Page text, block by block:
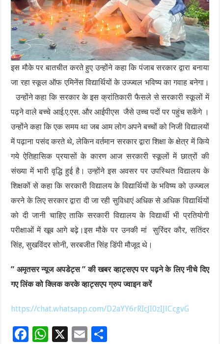
इस मौके पर बातचीत करते हुए उन्होंने कहा कि पंजाब सरकार द्वारा बनाया
जा रहा स्कूल ऑफ एमिनेंस विद्यार्थियों के उज्ज्वल भविष्य का गवाह बनेगा।
उन्होंने कहा कि सरकार के इस क्रांतिकारी फैसले से सरकारी स्कूलों में
पढ़ने वाले बच्चे आई.ए.एस. और आईपीएस जैसे उच्च पदों पर पहुंच सकेंगे ।
उन्होंने कहा कि एक समय था जब आम लोग अपने बच्चों को निजी विद्यालयों
में पढ़ाना पसंद करते थे, लेकिन वर्तमान सरकार द्वारा शिक्षा के क्षेत्र में किये
गये ऐतिहासिक प्रयासों के कारण आज सरकारी स्कूलों में छात्रों की
संख्या में भारी वृद्धि हुई है। उन्होंने इस अवसर पर उपस्थित विद्यालय के
शिक्षकों से कहा कि सरकारी विद्यालय के विद्यार्थियों के भविष्य को उज्ज्वल
करने के लिए सरकार द्वारा दी जा रही सुविधाएं अधिक से अधिक विद्यार्थियों
को दी जानी चाहिए ताकि सरकारी विद्यालय के विद्यार्थी भी प्रतियोगी
परीक्षाओं में खूब आगे बढ़े।इस मौके पर उनकी मां सुरिंदर कौर, सतिंदर
सिंह, सुखविंदर सोनी, सरबजीत सिंह डिंपी मौजूद थे।
” अमृतसर न्यूज अपडेट्स ” की खबर व्हाट्सएप पर पढ़ने के लिए नीचे दिए
गए लिंक को क्लिक करके व्हाट्सएप ग्रुप ज्वाइन करें
https://chat.whatsapp.com/D2aYY6rRIcJI0zIJlCcgvG
F
W X
E